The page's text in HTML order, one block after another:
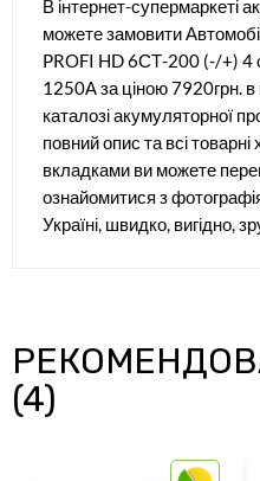
В інтернет-
можете замовити
PROFI HD 6СТ-200 (-/+) 4
1250А за ціною 7920грн.
каталозі акумуляторної
повний опис та всі
вкладками ви можете
ознайомитися з
Україні, швидко, вигідно,
(4)